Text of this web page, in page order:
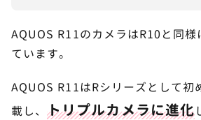
AQUOS R11のカメラはR10と同様
ています。
AQUOS R11はRシリーズとして初
載し、トリプルカメラに進化